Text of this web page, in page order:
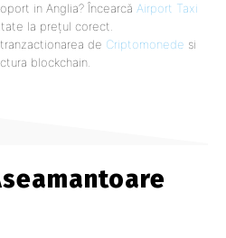
in Anglia? Încearcă Airport Taxi
la prețul corect.
de Criptomonede si
blockchain.